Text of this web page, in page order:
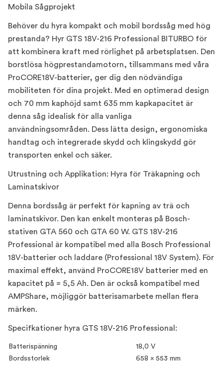
Mobila Sågprojekt
Behöver du hyra kompakt och mobil bordssåg med hög
prestanda? Hyr GTS 18V-216 Professional BITURBO för
att kombinera kraft med rörlighet på arbetsplatsen. Den
borstlösa högprestandamotorn, tillsammans med våra
ProCORE18V-batterier, ger dig den nödvändiga
mobiliteten för dina projekt. Med en optimerad design
och 70 mm kaphöjd samt 635 mm kapkapacitet är
denna såg idealisk för alla vanliga
användningsområden. Dess lätta design, ergonomiska
handtag och integrerade skydd och klingskydd gör
transporten enkel och säker.
Utrustning och Applikation: Hyra för Träkapning och
Laminatskivor
Denna bordssåg är perfekt för kapning av trä och
laminatskivor. Den kan enkelt monteras på Bosch-
stativen GTA 560 och GTA 60 W. GTS 18V-216
Professional är kompatibel med alla Bosch Professional
18V-batterier och laddare (Professional 18V System). För
maximal effekt, använd ProCORE18V batterier med en
kapacitet på = 5,5 Ah. Den är också kompatibel med
AMPShare, möjliggör batterisamarbete mellan flera
märken.
Specifkationer hyra GTS 18V-216 Professional:
Batterispänning
18,0 V
Bordsstorlek
658 x 553 mm